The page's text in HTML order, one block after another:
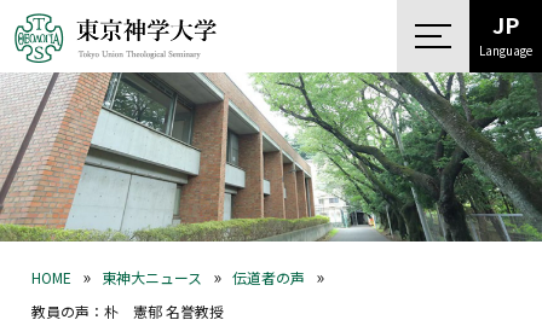
JP
Language
HOME » 東神大ニュース » 伝道者の声 »
教員の声：朴 憲郁 名誉教授